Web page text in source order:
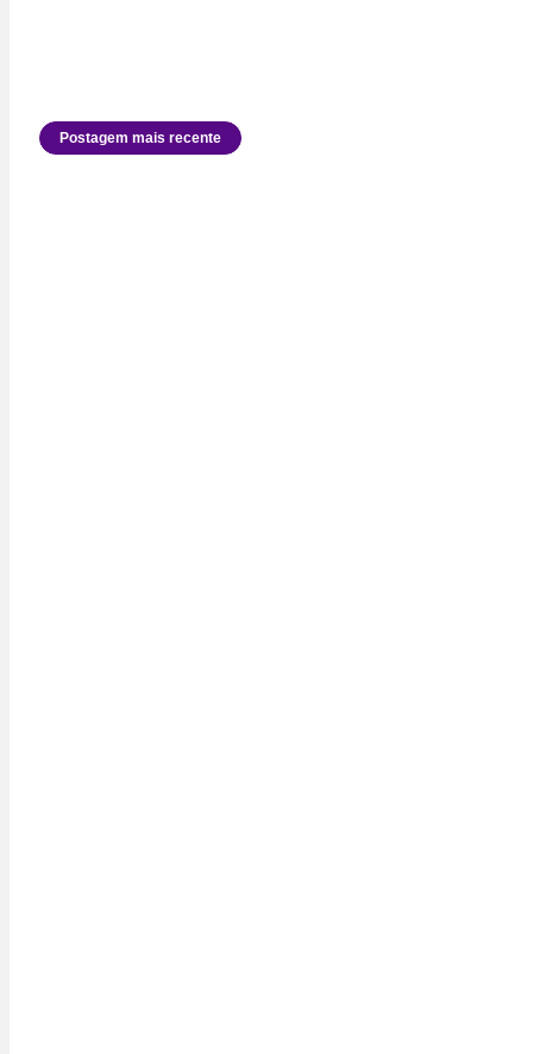
Postagem mais recente